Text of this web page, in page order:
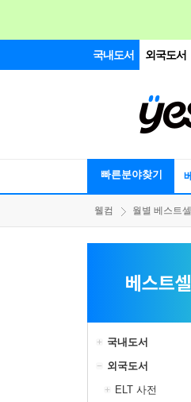
국내도서 외국도서
빠른분야찾기
웰컴 월별 베스트
베스트
국내도서
외국도서
ELT 사전